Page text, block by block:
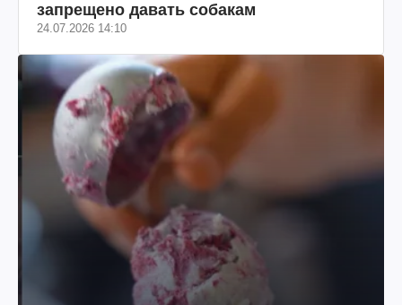
запрещено давать собакам
24.07.2026 14:10